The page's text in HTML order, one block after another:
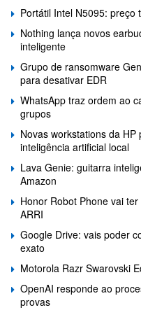
Portátil Intel N5095:
Nothing lança novos
inteligente
Grupo de ransomware
para desativar EDR
WhatsApp traz ordem ao
grupos
Novas workstations da
inteligência artificial local
Lava Genie: guitarra
Amazon
Honor Robot Phone vai
ARRI
Google Drive: vais poder
exato
Motorola Razr Swarovski
OpenAI responde ao
provas